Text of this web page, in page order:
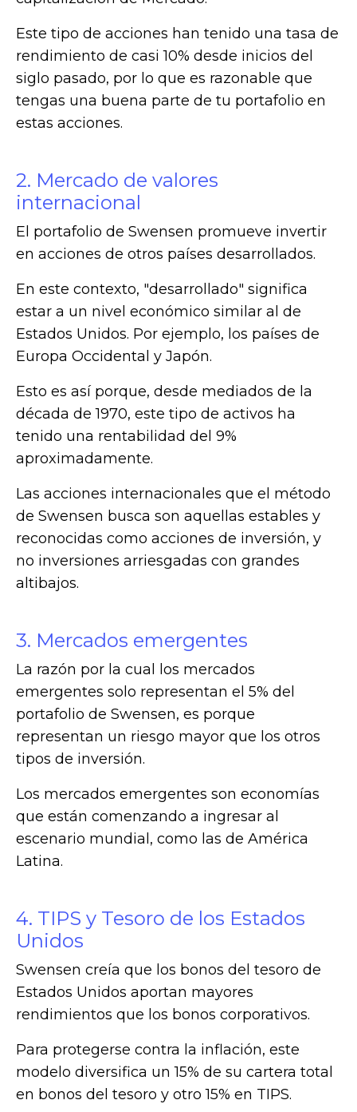
Este tipo de acciones han tenido una tasa de
rendimiento de casi 10% desde inicios del
siglo pasado, por lo que es razonable que
tengas una buena parte de tu portafolio en
estas acciones.
2. Mercado de valores
internacional
El portafolio de Swensen promueve invertir
en acciones de otros países desarrollados.
En este contexto, "desarrollado" significa
estar a un nivel económico similar al de
Estados Unidos. Por ejemplo, los países de
Europa Occidental y Japón.
Esto es así porque, desde mediados de la
década de 1970, este tipo de activos ha
tenido una rentabilidad del 9%
aproximadamente.
Las acciones internacionales que el método
de Swensen busca son aquellas estables y
reconocidas como acciones de inversión, y
no inversiones arriesgadas con grandes
altibajos.
3. Mercados emergentes
La razón por la cual los mercados
emergentes solo representan el 5% del
portafolio de Swensen, es porque
representan un riesgo mayor que los otros
tipos de inversión.
Los mercados emergentes son economías
que están comenzando a ingresar al
escenario mundial, como las de América
Latina.
4. TIPS y Tesoro de los Estados
Unidos
Swensen creía que los bonos del tesoro de
Estados Unidos aportan mayores
rendimientos que los bonos corporativos.
Para protegerse contra la inflación, este
modelo diversifica un 15% de su cartera total
en bonos del tesoro y otro 15% en TIPS.